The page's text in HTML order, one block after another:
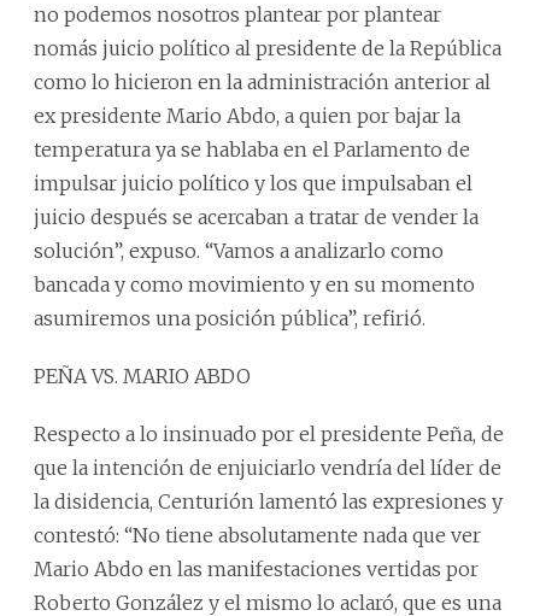
no podemos nosotros plantear por plantear
nomás juicio político al presidente de la República
como lo hicieron en la administración anterior al
ex presidente Mario Abdo, a quien por bajar la
temperatura ya se hablaba en el Parlamento de
impulsar juicio político y los que impulsaban el
juicio después se acercaban a tratar de vender la
solución”, expuso. “Vamos a analizarlo como
bancada y como movimiento y en su momento
asumiremos una posición pública”, refirió.
PEÑA VS. MARIO ABDO
Respecto a lo insinuado por el presidente Peña, de
que la intención de enjuiciarlo vendría del líder de
la disidencia, Centurión lamentó las expresiones y
contestó: “No tiene absolutamente nada que ver
Mario Abdo en las manifestaciones vertidas por
Roberto González y el mismo lo aclaró, que es una